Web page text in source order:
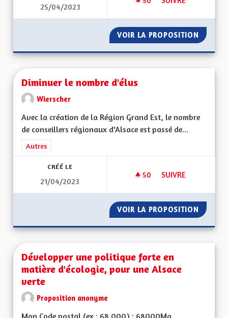
25/04/2023
VOIR LA PROPOSITION
Diminuer le nombre d'élus
Wierscher
Avec la création de la Région Grand Est, le nombre
de conseillers régionaux d'Alsace est passé de...
Filtrer les résultats de la catégorie : Autres
Autres
CRÉÉ LE
21/04/2023
50 50 ABONNÉS
SUIVRE
VOIR LA PROPOSITION
Développer une politique forte en
matière d'écologie, pour une Alsace
verte
Proposition anonyme